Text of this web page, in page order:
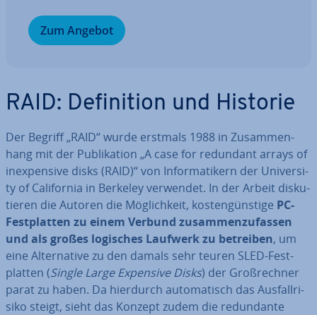
Zum Angebot
RAID: De­fi­ni­ti­on und Historie
Der Begriff „RAID“ wurde erstmals 1988 in Zu­sam­men­
hang mit der Pu­bli­ka­ti­on „A case for redundant arrays of
in­ex­pen­si­ve disks (RAID)“ von In­for­ma­ti­kern der Uni­ver­si­
ty of Ca­li­for­nia in Berkeley verwendet. In der Arbeit dis­ku­
tie­ren die Autoren die Mög­lich­keit, kos­ten­güns­ti­ge PC-
Fest­plat­ten zu einem Verbund zu­sam­men­zu­fas­sen
und als großes logisches Laufwerk zu betreiben, um
eine Al­ter­na­ti­ve zu den damals sehr teuren SLED-Fest­
plat­ten (Single Large Expensive Disks) der Groß­rech­ner
parat zu haben. Da hierdurch au­to­ma­tisch das Aus­fall­ri­
si­ko steigt, sieht das Konzept zudem die red­un­dan­te